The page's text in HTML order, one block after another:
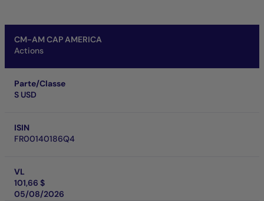
CM-AM CAP AMERICA
Actions
Parte/Classe
S USD
ISIN
FR00140186Q4
VL
101,66 $
05/08/2026